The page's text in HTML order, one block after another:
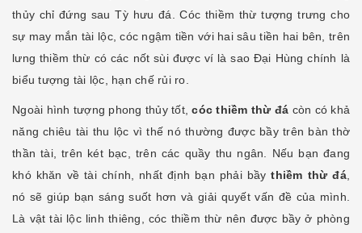
thủy chỉ đứng sau Tỳ hưu đá. Cóc thiềm thừ tượng trưng cho
sự may mắn tài lộc, cóc ngậm tiền với hai sâu tiền hai bên, trên
lưng thiềm thừ có các nốt sùi được ví là sao Đại Hùng chính là
biểu tượng tài lộc, hạn chế rủi ro.
Ngoài hình tượng phong thủy tốt,cóc thiềm thừ đá còn có khả
năng chiêu tài thu lộc vì thế nó thường được bầy trên bàn thờ
thần tài, trên két bạc, trên các quầy thu ngân. Nếu bạn đang
khó khăn về tài chính, nhất định bạn phải bầy thiềm thừ đá,
nó sẽ giúp bạn sáng suốt hơn và giải quyết vấn đề của mình.
Là vật tài lộc linh thiêng, cóc thiềm thừ nên được bầy ở phòng